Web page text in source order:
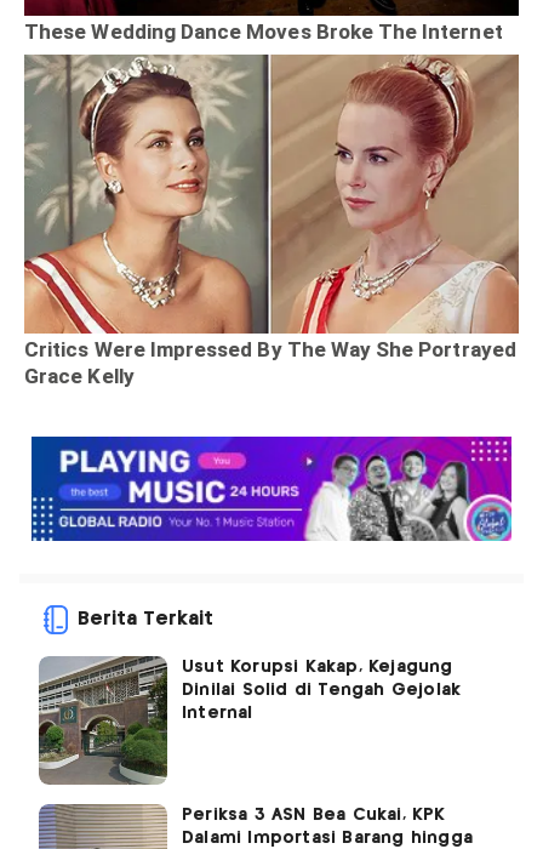
Berita Terkait
Usut Korupsi Kakap, Kejagung
Dinilai Solid di Tengah Gejolak
Internal
Periksa 3 ASN Bea Cukai, KPK
Dalami Importasi Barang hingga